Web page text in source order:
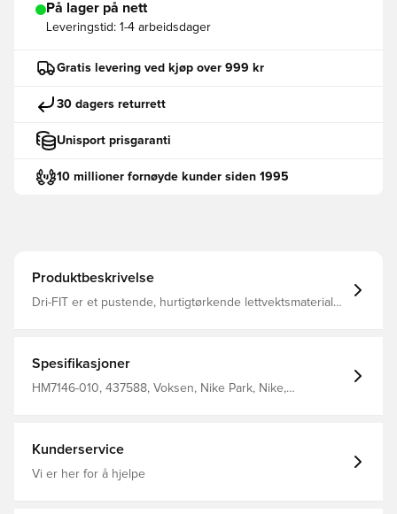
På lager på nett
Leveringstid: 1-4 arbeidsdager
Gratis levering ved kjøp over 999 kr
30 dagers returrett
Unisport prisgaranti
10 millioner fornøyde kunder siden 1995
Produktbeskrivelse
Dri-FIT er et pustende, hurtigtørkende lettvektsmateriale
Laget av 100% polyester.
Spesifikasjoner
HM7146-010, 437588, Voksen, Nike Park, Nike,
Kunderservice
Vi er her for å hjelpe